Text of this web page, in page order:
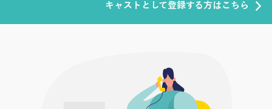
キャストとして登録する方はこちら